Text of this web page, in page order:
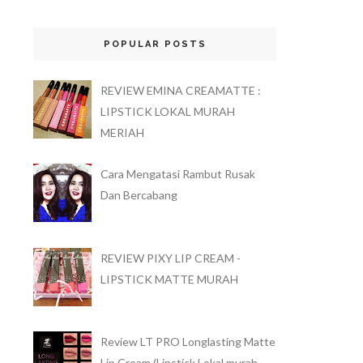
POPULAR POSTS
REVIEW EMINA CREAMATTE :
LIPSTICK LOKAL MURAH
MERIAH
Cara Mengatasi Rambut Rusak
Dan Bercabang
REVIEW PIXY LIP CREAM -
LIPSTICK MATTE MURAH
Review LT PRO Longlasting Matte